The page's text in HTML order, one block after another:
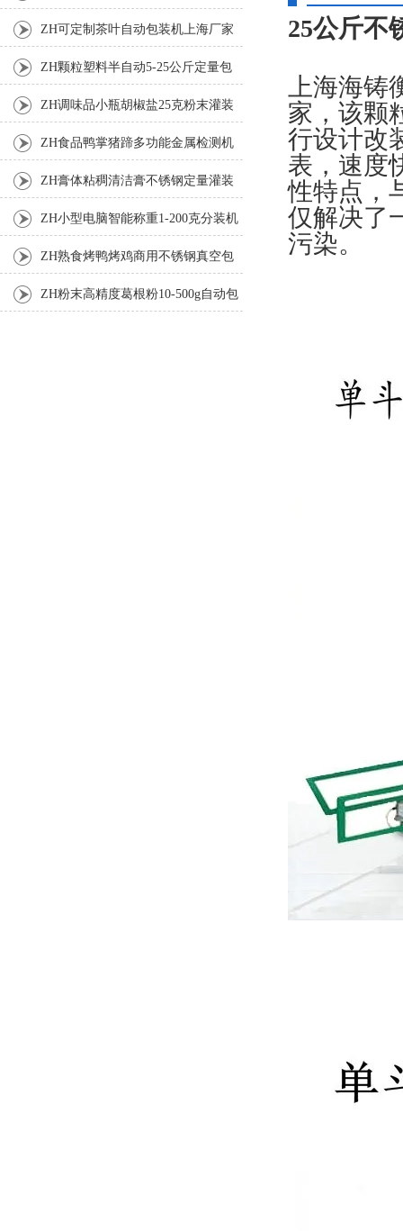
25公斤不
上海海
家，该颗
行设计改
表，速度
性特点，
仅解决了
污染。
厂家 ZH可定制茶叶自动包装机上海厂家
ZH颗粒塑料半自动5-25公斤定量包
装机 ZH调味品小瓶胡椒盐25克粉末灌装
ZH食品鸭掌猪蹄多功能金属检测机
ZH膏体粘稠清洁膏不锈钢定量灌装
机厂家 ZH小型电脑智能称重1-200克分装机
ZH熟食烤鸭烤鸡商用不锈钢真空包
装机 ZH粉末高精度葛根粉10-500g自动包